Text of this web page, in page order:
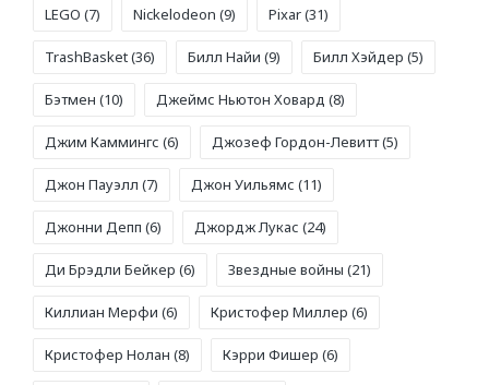
LEGO (7) Nickelodeon (9) Pixar(31)
TrashBasket(36) Билл Найи (9) Билл Хэйдер (5)
Бэтмен (10) Джеймс Ньютон Ховард (8)
Джим Каммингс (6) Джозеф Гордон-Левитт(5)
Джон Пауэлл (7) Джон Уильямс (11)
Джонни Депп (6) Джордж Лукас (24)
Ди Брэдли Бейкер (6) Звездные войны (21)
Киллиан Мерфи (6) Кристофер Миллер (6)
Кристофер Нолан (8) Кэрри Фишер (6)